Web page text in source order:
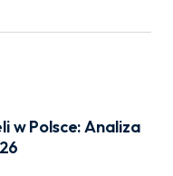
w Polsce: Analiza